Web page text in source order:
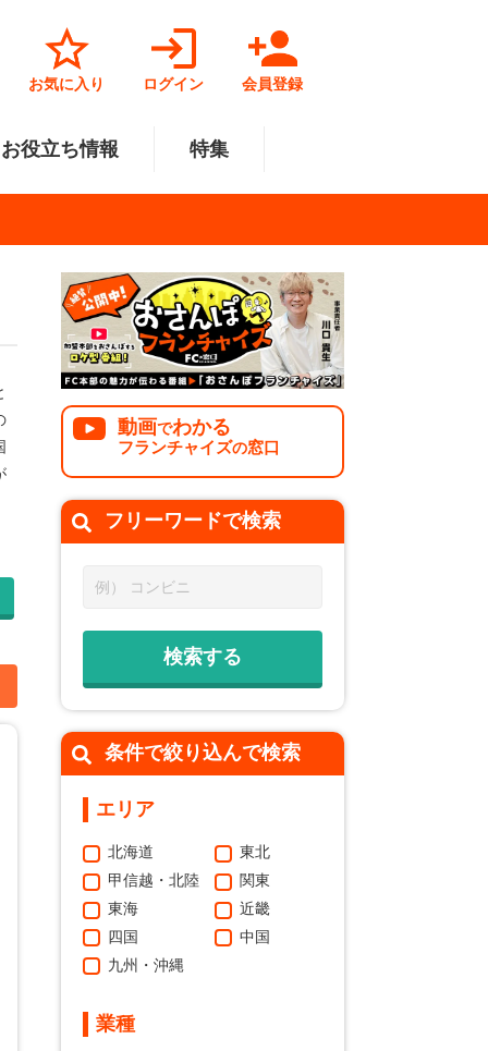
お気に入り ログイン 会員登録
サービス業
美容・健康業
500万円 501万円～1000万円
関東
中国
リペアクリーニング
業 法人様オススメ
お役立ち情報 特集
動画でわかる
フランチャイズの窓口
フリーワードで検索
条件で絞り込んで検索
エリア
北海道
東北
甲信越・北陸
関東
東海
近畿
四国
中国
九州・沖縄
業種